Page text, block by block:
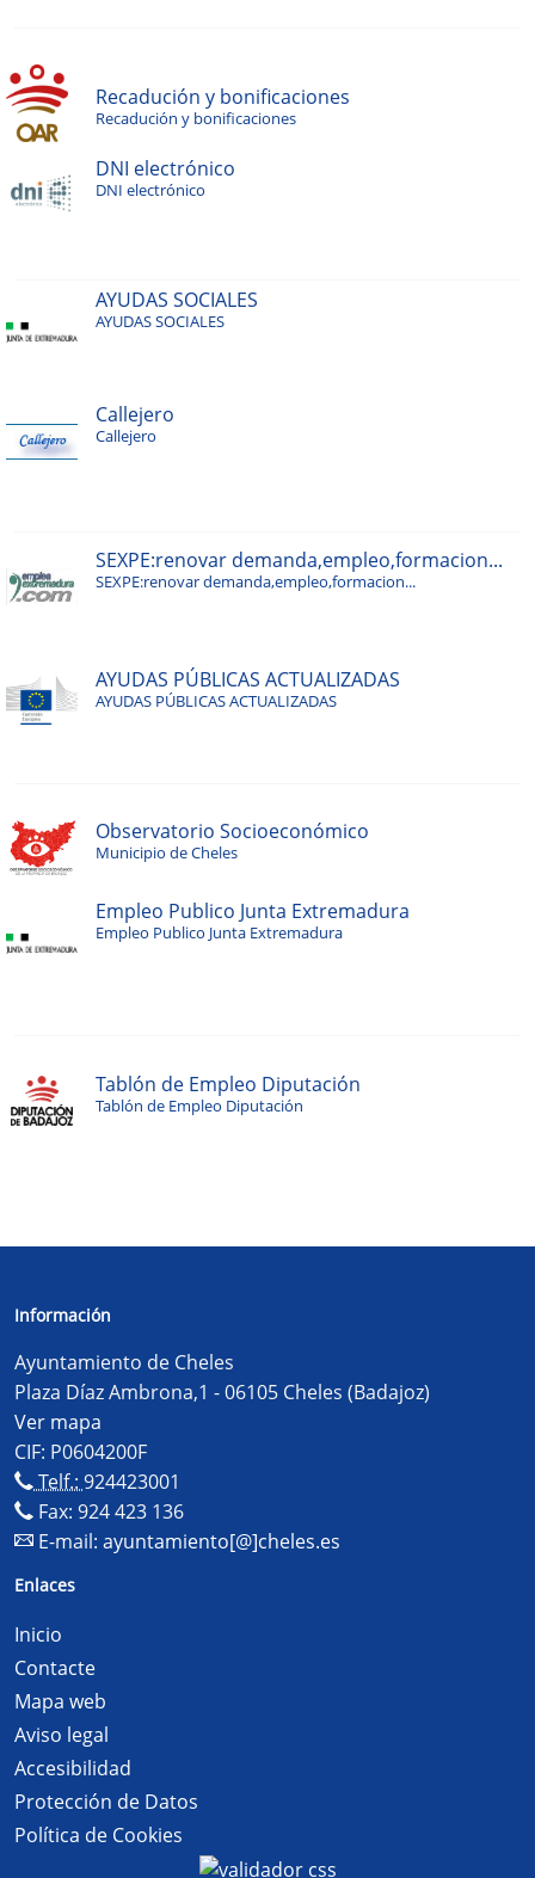
Recadución y bonificaciones
Recadución y bonificaciones
DNI electrónico
DNI electrónico
AYUDAS SOCIALES
AYUDAS SOCIALES
Callejero
Callejero
SEXPE:renovar demanda,empleo,formacion...
SEXPE:renovar demanda,empleo,formacion...
AYUDAS PÚBLICAS ACTUALIZADAS
AYUDAS PÚBLICAS ACTUALIZADAS
Observatorio Socioeconómico
Municipio de Cheles
Empleo Publico Junta Extremadura
Empleo Publico Junta Extremadura
Tablón de Empleo Diputación
Tablón de Empleo Diputación
Información
Ayuntamiento de Cheles
Plaza Díaz Ambrona,1 - 06105 Cheles (Badajoz)
Ver mapa
CIF: P0604200F
Telf.: 924423001
Fax: 924 423 136
E-mail: ayuntamiento[@]cheles.es
Enlaces
Inicio
Contacte
Mapa web
Aviso legal
Accesibilidad
Protección de Datos
Política de Cookies